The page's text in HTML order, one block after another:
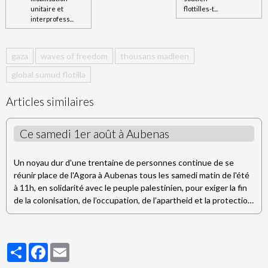
unitaire et
interprofess...
flottilles-t...
gaza waves of freedom
thousans madleen
global sumud flotilla
Articles similaires
Ce samedi 1er août à Aubenas
Un noyau dur d'une trentaine de personnes continue de se
réunir place de l'Agora à Aubenas tous les samedi matin de l'été
à 11h, en solidarité avec le peuple palestinien, pour exiger la fin
de la colonisation, de l’occupation, de l’apartheid et la protection
du peuple palestinien,
- Cessez le feu ? Quels cessez le feu ?
PartagerFacebook